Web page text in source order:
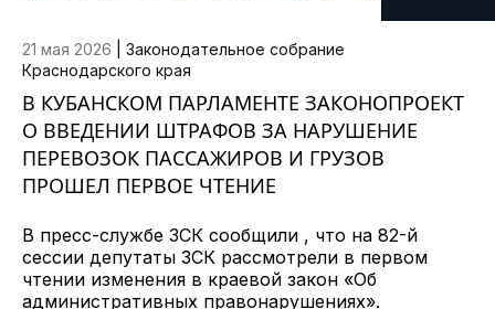
21 мая 2026
Законодательное собрание
Краснодарского края
В КУБАНСКОМ ПАРЛАМЕНТЕ ЗАКОНОПРОЕКТ
О ВВЕДЕНИИ ШТРАФОВ ЗА НАРУШЕНИЕ
ПЕРЕВОЗОК ПАССАЖИРОВ И ГРУЗОВ
ПРОШЕЛ ПЕРВОЕ ЧТЕНИЕ
В пресс-службе ЗСК сообщили , что на 82-й
сессии депутаты ЗСК рассмотрели в первом
чтении изменения в краевой закон «Об
административных правонарушениях».